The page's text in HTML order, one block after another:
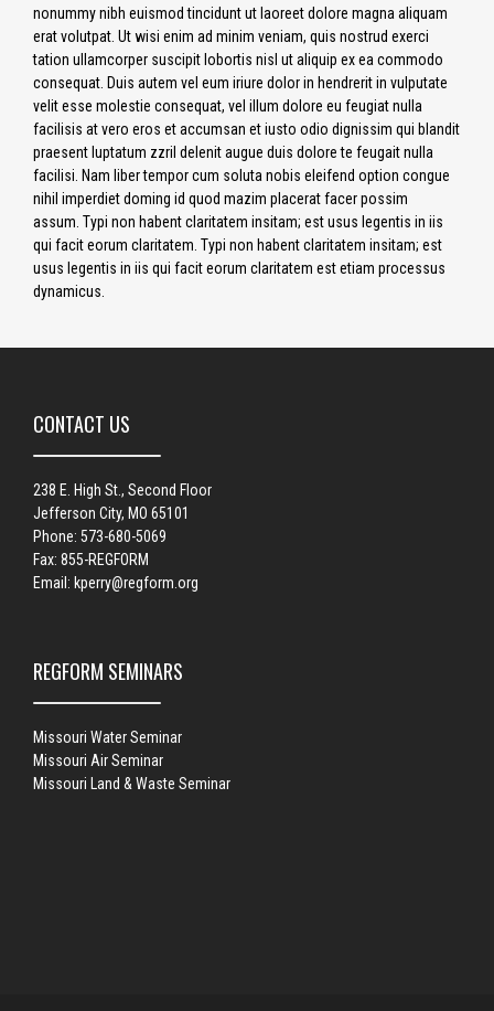
nonummy nibh euismod tincidunt ut laoreet dolore magna aliquam
erat volutpat. Ut wisi enim ad minim veniam, quis nostrud exerci
tation ullamcorper suscipit lobortis nisl ut aliquip ex ea commodo
consequat. Duis autem vel eum iriure dolor in hendrerit in vulputate
velit esse molestie consequat, vel illum dolore eu feugiat nulla
facilisis at vero eros et accumsan et iusto odio dignissim qui blandit
praesent luptatum zzril delenit augue duis dolore te feugait nulla
facilisi. Nam liber tempor cum soluta nobis eleifend option congue
nihil imperdiet doming id quod mazim placerat facer possim
assum. Typi non habent claritatem insitam; est usus legentis in iis
qui facit eorum claritatem. Typi non habent claritatem insitam; est
usus legentis in iis qui facit eorum claritatem est etiam processus
dynamicus.
CONTACT US
238 E. High St., Second Floor
Jefferson City, MO 65101
Phone: 573-680-5069
Fax: 855-REGFORM
Email: kperry@regform.org
REGFORM SEMINARS
Missouri Water Seminar
Missouri Air Seminar
Missouri Land & Waste Seminar